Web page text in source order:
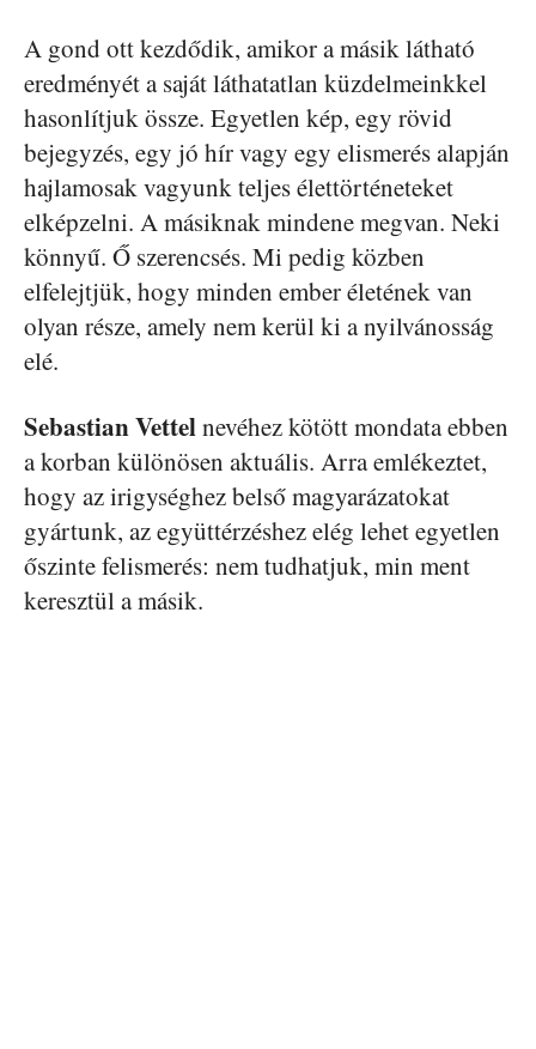
A gond ott kezdődik, amikor a másik látható
eredményét a saját láthatatlan küzdelmeinkkel
hasonlítjuk össze. Egyetlen kép, egy rövid
bejegyzés, egy jó hír vagy egy elismerés alapján
hajlamosak vagyunk teljes élettörténeteket
elképzelni. A másiknak mindene megvan. Neki
könnyű. Ő szerencsés. Mi pedig közben
elfelejtjük, hogy minden ember életének van
olyan része, amely nem kerül ki a nyilvánosság
elé.
Sebastian Vettelnevéhez kötött mondata ebben
a korban különösen aktuális. Arra emlékeztet,
hogy az irigységhez belső magyarázatokat
gyártunk, az együttérzéshez elég lehet egyetlen
őszinte felismerés: nem tudhatjuk, min ment
keresztül a másik.